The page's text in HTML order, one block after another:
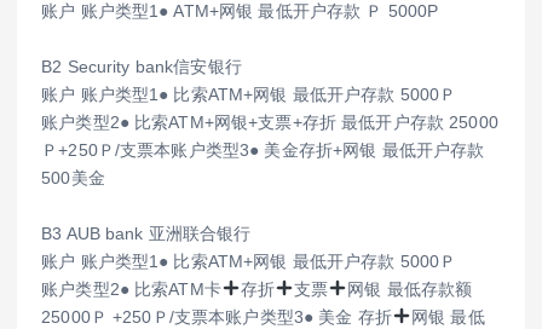
账户 账户类型1● ATM+网银 最低开户存款 Ｐ 5000P
B2 Security bank信安银行
账户 账户类型1● 比索ATM+网银 最低开户存款 5000Ｐ
账户类型2● 比索ATM+网银+支票+存折 最低开户存款 25000
Ｐ+250Ｐ/支票本账户类型3● 美金存折+网银 最低开户存款
500美金
B3 AUB bank 亚洲联合银行
账户 账户类型1● 比索ATM+网银 最低开户存款 5000Ｐ
账户类型2● 比索ATM卡
存折 支票
网银 最低存款额
25000Ｐ +250Ｐ/支票本账户类型3● 美金 存折
网银 最低